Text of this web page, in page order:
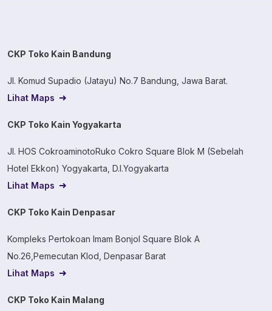
CKP Toko Kain Bandung
Jl. Komud Supadio (Jatayu) No.7 Bandung, Jawa Barat.
Lihat Maps
CKP Toko Kain Yogyakarta
Jl. HOS CokroaminotoRuko Cokro Square Blok M (Sebelah
Hotel Ekkon) Yogyakarta, D.I.Yogyakarta
Lihat Maps
CKP Toko Kain Denpasar
Kompleks Pertokoan Imam Bonjol Square Blok A
No.26,Pemecutan Klod, Denpasar Barat
Lihat Maps
CKP Toko Kain Malang